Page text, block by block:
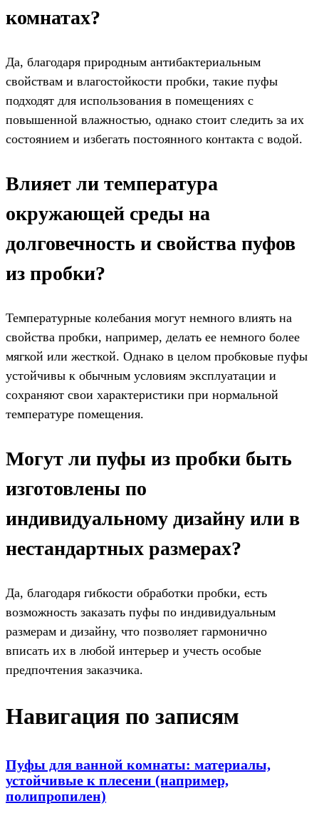
комнатах?
Да, благодаря природным антибактериальным
свойствам и влагостойкости пробки, такие пуфы
подходят для использования в помещениях с
повышенной влажностью, однако стоит следить за их
состоянием и избегать постоянного контакта с водой.
Влияет ли температура
окружающей среды на
долговечность и свойства пуфов
из пробки?
Температурные колебания могут немного влиять на
свойства пробки, например, делать ее немного более
мягкой или жесткой. Однако в целом пробковые пуфы
устойчивы к обычным условиям эксплуатации и
сохраняют свои характеристики при нормальной
температуре помещения.
Могут ли пуфы из пробки быть
изготовлены по
индивидуальному дизайну или в
нестандартных размерах?
Да, благодаря гибкости обработки пробки, есть
возможность заказать пуфы по индивидуальным
размерам и дизайну, что позволяет гармонично
вписать их в любой интерьер и учесть особые
предпочтения заказчика.
Навигация по записям
Пуфы для ванной комнаты: материалы,
устойчивые к плесени (например,
полипропилен)